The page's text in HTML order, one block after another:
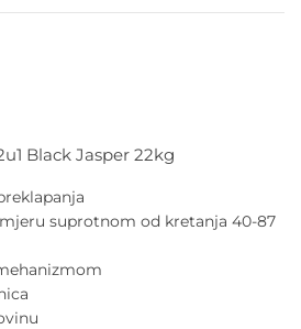
Black Jasper 22kg
suprotnom od kretanja 40-87